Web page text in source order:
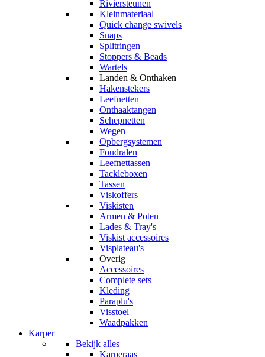
Riviersteunen
Kleinmateriaal
Quick change swivels
Snaps
Splitringen
Stoppers & Beads
Wartels
Landen & Onthaken
Hakenstekers
Leefnetten
Onthaaktangen
Schepnetten
Wegen
Opbergsystemen
Foudralen
Leefnettassen
Tackleboxen
Tassen
Viskoffers
Viskisten
Armen & Poten
Lades & Tray's
Viskist accessoires
Visplateau's
Overig
Accessoires
Complete sets
Kleding
Paraplu's
Visstoel
Waadpakken
Karper
Bekijk alles
Karperaas